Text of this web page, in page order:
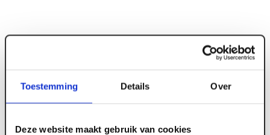
Toestemming Details Over
Deze website maakt gebruik van cookies
ART000015
45 x 70 mm Vuren C geschaafd FSC